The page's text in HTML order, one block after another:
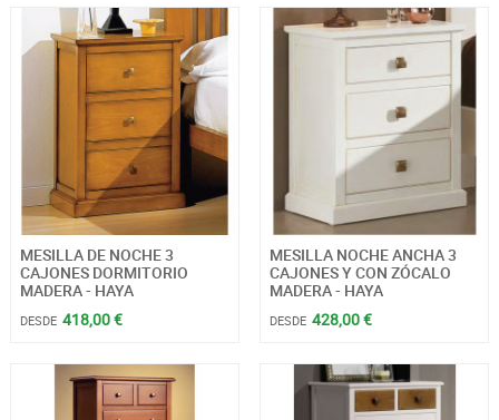
MESILLA DE NOCHE 3
CAJONES DORMITORIO
MADERA - HAYA
DESDE 418,00 €
MESILLA NOCHE ANCHA 3
CAJONES Y CON ZÓCALO
MADERA - HAYA
DESDE 428,00 €